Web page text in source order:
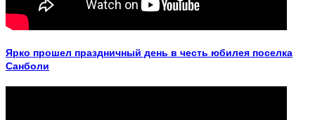
Ярко прошел праздничный день в честь юбилея поселка
Санболи